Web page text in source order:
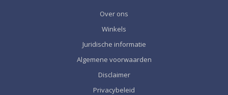
Over ons
Winkels
Juridische informatie
Algemene voorwaarden
Disclaimer
Privacybeleid